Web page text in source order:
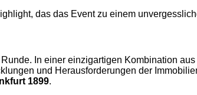
das das Event zu einem
In einer einzigartigen Kombination
und Herausforderungen der
1899.